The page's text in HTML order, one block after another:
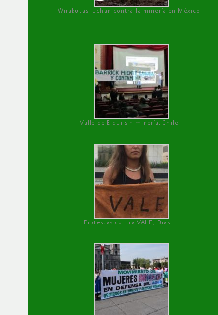
Wirakutas luchan contra la minería en México
Valle de Elqui sin minería. Chile
Protestas contra VALE, Brasil